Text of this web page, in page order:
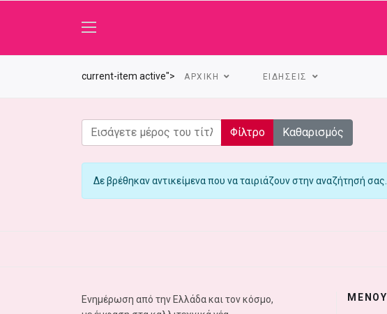
current-item active"> ΑΡΧΙΚΗ ΕΙΔΗΣΕΙΣ
Εισάγετε μέρος του τίτλου.
Φίλτρο Καθαρισμός
Πληροφορία
Δε βρέθηκαν αντικείμενα που να ταιριάζουν στην αναζήτησή σας.
Ενημέρωση από την Ελλάδα και τον κόσμο,
ΜΕΝΟΥ